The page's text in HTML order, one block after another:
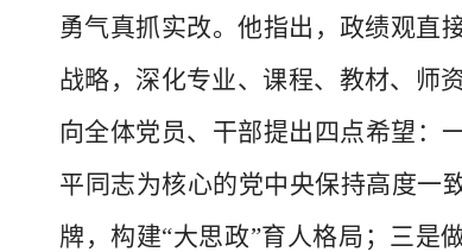
勇气真抓实改。他指出，政绩观直
战略，深化专业、课程、教材、师
向全体党员、干部提出四点希望：
平同志为核心的党中央保持高度一
牌，构建“大思政”育人格局；三是